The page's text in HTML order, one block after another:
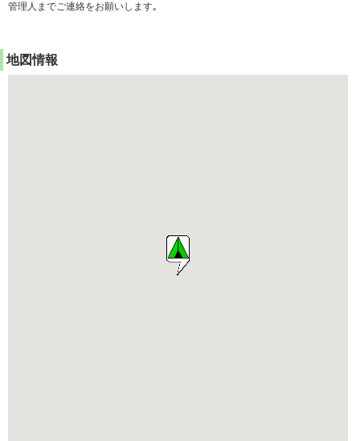
管理人までご連絡をお願いします｡
地図情報